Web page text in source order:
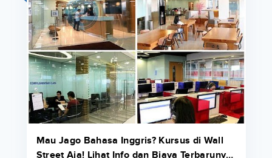
Mau Jago Bahasa Inggris? Kursus di Wall
Street Aja! Lihat Info dan Biaya Terbarunya